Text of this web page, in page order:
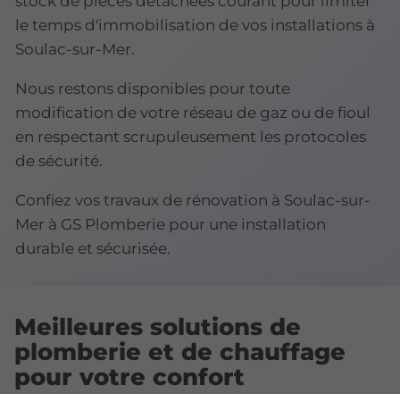
le temps d'immobilisation de vos installations à
Soulac-sur-Mer.
Nous restons disponibles pour toute
modification de votre réseau de gaz ou de fioul
en respectant scrupuleusement les protocoles
de sécurité.
Confiez vos travaux de rénovation à Soulac-sur-
Mer à GS Plomberie pour une installation
durable et sécurisée.
Meilleures solutions de
plomberie et de chauffage
pour votre confort